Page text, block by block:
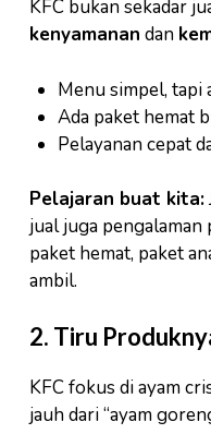
KFC bukan sekadar
kenyamanan dan
Menu simpel, tapi
Ada paket hemat
Pelayanan cepat
Pelajaran buat kita:
jual juga pengalaman
paket hemat, paket
ambil.
2. Tiru
KFC fokus di ayam
jauh dari “ayam